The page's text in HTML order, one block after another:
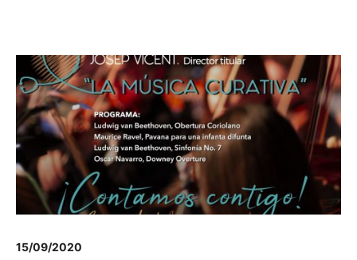
15/09/2020